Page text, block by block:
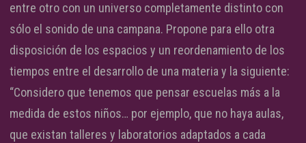
entre otro con un universo completamente distinto con
sólo el sonido de una campana. Propone para ello otra
disposición de los espacios y un reordenamiento de los
tiempos entre el desarrollo de una materia y la siguiente:
“Considero que tenemos que pensar escuelas más a la
medida de estos niños… por ejemplo, que no haya aulas,
que existan talleres y laboratorios adaptados a cada